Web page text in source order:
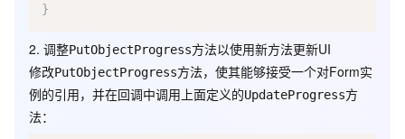
            PutObjectProgress(bucketName, fileInf);
1.如何 在winform 显示进度，streamProgressCallback方法是静态
}
2. 调整PutObjectProgress方法以使用新方法更新UI
修改PutObjectProgress方法，使其能够接受一个对Form实
例的引用，并在回调中调用上面定义的UpdateProgress方
法：